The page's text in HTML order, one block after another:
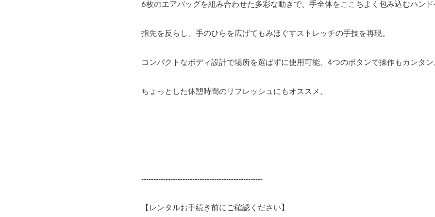
6枚のエアバッグを組み合わせた多彩な動きで、手全体をここちよく包み込むハンド
指先を反らし、手のひらを広げてもみほぐすストレッチの手技を再現。
コンパクトなボディ設計で場所を選ばずに使用可能。4つのボタンで操作もカンタン
ちょっとした休憩時間のリフレッシュにもオススメ。
--------------------------------------------------
【レンタルお手続き前にご確認ください】